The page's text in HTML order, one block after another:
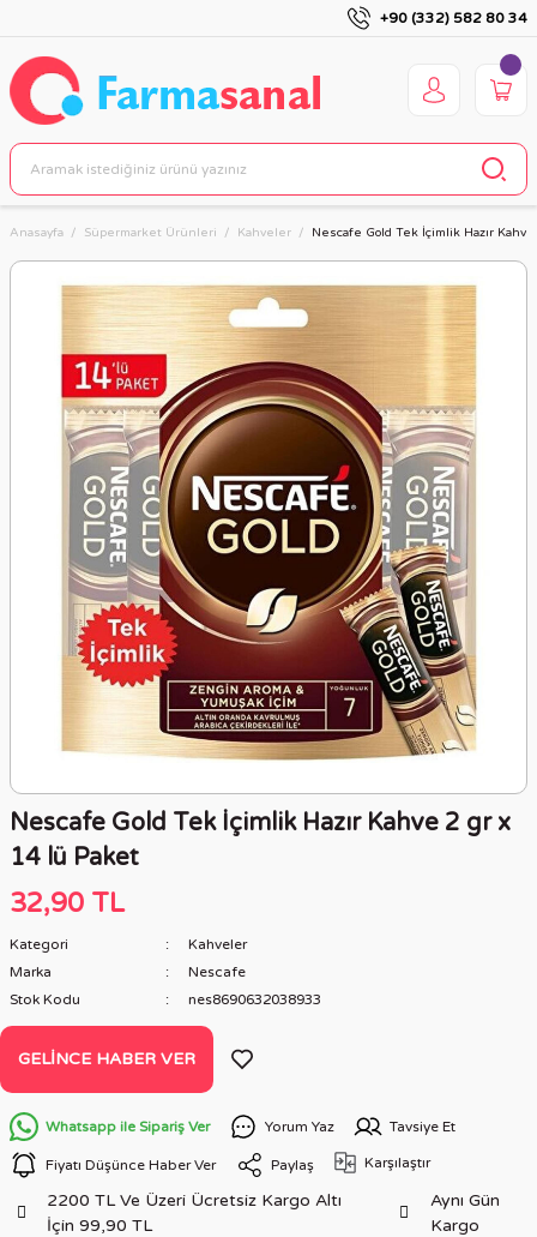
+90 (332) 582 80 34
Anasayfa Süpermarket Ürünleri Kahveler Nescafe Gold Tek İçimlik Hazır
Nescafe Gold Tek İçimlik Hazır Kahve 2 gr x
14 lü Paket
32,90 TL
Kategori
Kahveler
Marka
Nescafe
Stok Kodu
nes8690632038933
GELINCE HABER VER
Whatsapp ile Sipariş Ver Yorum Yaz Tavsiye Et
Fiyatı Düşünce Haber Ver Paylaş Karşılaştır
2200 TL Ve Üzeri Ücretsiz Kargo Altı
İçin 99,90 TL
Aynı Gün
Kargo